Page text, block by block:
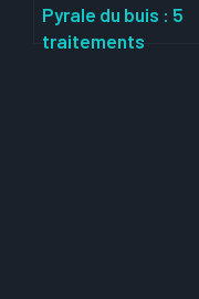
Pyrale du buis : 5
traitements